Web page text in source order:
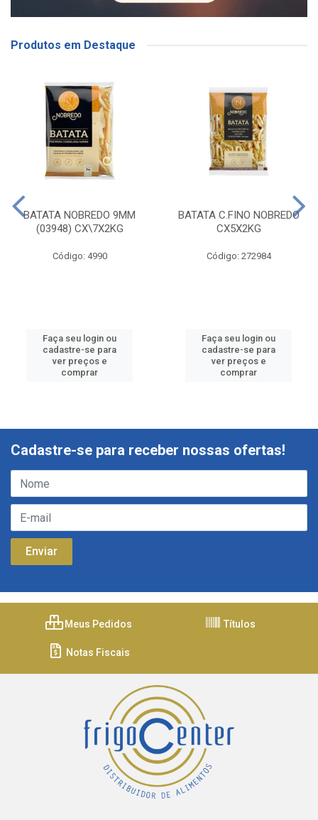
Produtos em Destaque
BATATA NOBREDO 9MM
(03948) CX\7X2KG
Código: 4990
Faça seu login ou
cadastre-se para
ver preços e
comprar
BATATA C.FINO NOBREDO
CX5X2KG
Código: 272984
Faça seu login ou
cadastre-se para
ver preços e
comprar
Cadastre-se para receber nossas ofertas!
Meus Pedidos Títulos
Notas Fiscais